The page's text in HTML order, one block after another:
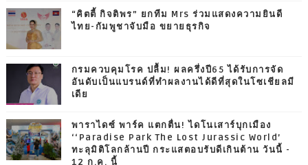
“คิตตี้ กิจติพร” ยกทีม Mrs ร่วมแสดงความยินดี
ไทย-กัมพูชาจับมือ ขยายธุรกิจ
กรมควบคุมโรค ปลื้ม! ผลครึ่งปี65 ได้รับการจัด
อันดับเป็นแบรนด์ที่ทำผลงานได้ดีที่สุดในโซเชียลมี
เดีย
พาราไดซ์ พาร์ค แตกตื่น! ไดโนเสาร์บุกเมือง
‘‘Paradise Park The Lost Jurassic World’
ทะลุมิติโลกล้านปี กระแสตอบรับดีเกินต้าน วันนี้ -
12 ก.ค. นี้